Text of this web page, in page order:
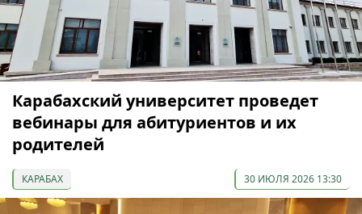
Карабахский университет проведет
вебинары для абитуриентов и их
родителей
КАРАБАХ 30 ИЮЛЯ 2026 13:30